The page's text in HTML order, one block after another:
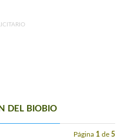
DEL BIOBIO
Página 1 de 5